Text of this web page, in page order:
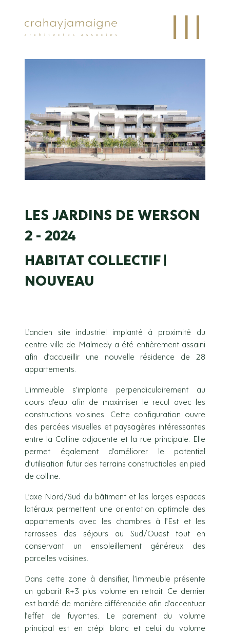
LES JARDINS DE WERSON
2 - 2024
HABITAT COLLECTIF
NOUVEAU
L’ancien site industriel implanté à proximité du
centre-ville de Malmedy a été entièrement assaini
afin d’accueillir une nouvelle résidence de 28
appartements.
L'immeuble s’implante perpendiculairement au
cours d’eau afin de maximiser le recul avec les
constructions voisines. Cette configuration ouvre
des percées visuelles et paysagères intéressantes
entre la Colline adjacente et la rue principale. Elle
permet également d’améliorer le potentiel
d’utilisation futur des terrains constructibles en pied
de colline.
L’axe Nord/Sud du bâtiment et les larges espaces
latéraux permettent une orientation optimale des
appartements avec les chambres à l’Est et les
terrasses des séjours au Sud/Ouest tout en
conservant un ensoleillement généreux des
parcelles voisines.
Dans cette zone à densifier, l’immeuble présente
un gabarit R+3 plus volume en retrait. Ce dernier
est bardé de manière différenciée afin d’accentuer
l’effet de fuyantes. Le parement du volume
principal est en crépi blanc et celui du volume